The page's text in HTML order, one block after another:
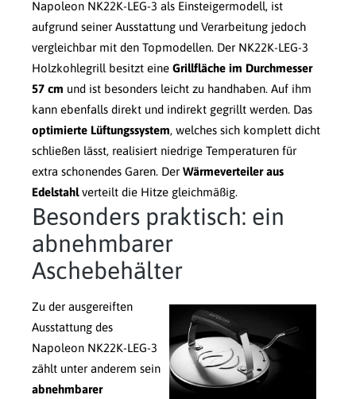
Napoleon NK22K-LEG-3 als Einsteigermodell, ist
aufgrund seiner Ausstattung und Verarbeitung jedoch
vergleichbar mit den Topmodellen. Der NK22K-LEG-3
Holzkohlegrill besitzt eine Grillfläche im Durchmesser
57 cm und ist besonders leicht zu handhaben. Auf ihm
kann ebenfalls direkt und indirekt gegrillt werden. Das
optimierte Lüftungssystem, welches sich komplett dicht
schließen lässt, realisiert niedrige Temperaturen für
extra schonendes Garen. Der Wärmeverteiler aus
Edelstahlverteilt die Hitze gleichmäßig.
Besonders praktisch: ein
abnehmbarer
Aschebehälter
Zu der ausgereiften
Ausstattung des
Napoleon NK22K-LEG-3
zählt unter anderem sein
abnehmbarer